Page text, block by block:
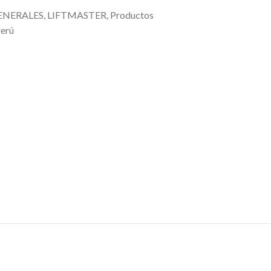
, LIFTMASTER, Productos